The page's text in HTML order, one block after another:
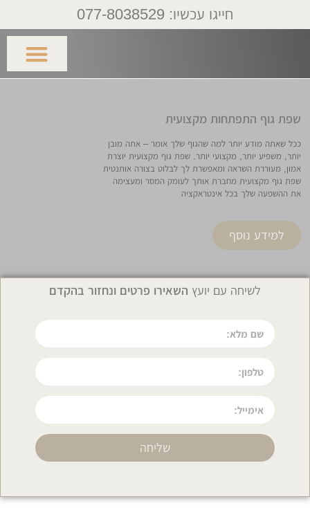
חייגו עכשיו: 077-8038529
שפת גוף התפתחות מקצועית
ככל שאתה מודע יותר למה שהגוף שלך אומר – אתה מובן
יותר, משפיע יותר, מקצועי יותר. שפת גוף מקצועית יוצרת
אמון, מעוררת השראה ומאפשרת לך לבלוט בצורה אותנטית
שפת גוף מקצועית מחברת אותך לעומק המסר ומעצימה
את ההשפעה שלך בכל אינטראקציה
למידע נוסף
לשיחה עם יועץ השאירו פרטים ונחזור בהקדם
שליחה